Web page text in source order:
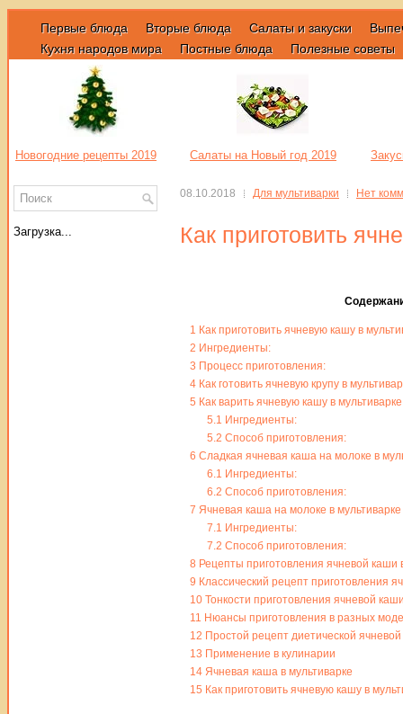
Первые блюда Вторые блюда Салаты и закуски
Кухня народов мира
Постные блюда Полезные советы
Новогодние рецепты 2019 Салаты на Новый год 2019
08.10.2018 Для мультиварки Нет
Как приготовить
1 Как приготовить ячневую кашу в
2 Ингредиенты:
3 Процесс приготовления:
4 Как готовить ячневую крупу в
5 Как варить ячневую кашу в
5.1 Ингредиенты:
5.2 Способ приготовления:
6 Сладкая ячневая каша на молоке в
6.1 Ингредиенты:
6.2 Способ приготовления:
7 Ячневая каша на молоке в
7.1 Ингредиенты:
7.2 Способ приготовления:
8 Рецепты приготовления ячневой каши
9 Классический рецепт приготовления
10 Тонкости приготовления ячневой
11 Нюансы приготовления в разных
12 Простой рецепт диетической
13 Применение в кулинарии
14 Ячневая каша в мультиварке
15 Как приготовить ячневую кашу в
Загрузка...